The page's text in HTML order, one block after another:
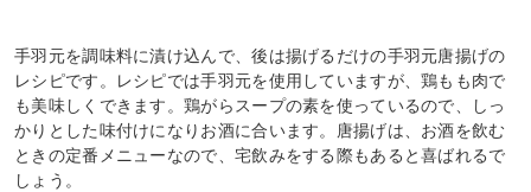
手羽元を調味料に漬け込んで、後は揚げるだけの手羽元唐揚げの
レシピです。レシピでは手羽元を使用していますが、鶏もも肉で
も美味しくできます。鶏がらスープの素を使っているので、しっ
かりとした味付けになりお酒に合います。唐揚げは、お酒を飲む
ときの定番メニューなので、宅飲みをする際もあると喜ばれるで
しょう。